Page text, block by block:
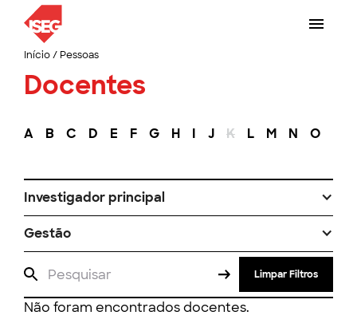
Início/ Pessoas
Docentes
A B C D E F G H I J K L M N O
Investigador principal
Gestão
Limpar Filtros
Não foram encontrados docentes.